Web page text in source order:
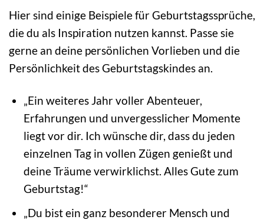
Hier sind einige Beispiele für Geburtstagssprüche,
die du als Inspiration nutzen kannst. Passe sie
gerne an deine persönlichen Vorlieben und die
Persönlichkeit des Geburtstagskindes an.
„Ein weiteres Jahr voller Abenteuer,
Erfahrungen und unvergesslicher Momente
liegt vor dir. Ich wünsche dir, dass du jeden
einzelnen Tag in vollen Zügen genießt und
deine Träume verwirklichst. Alles Gute zum
Geburtstag!“
„Du bist ein ganz besonderer Mensch und